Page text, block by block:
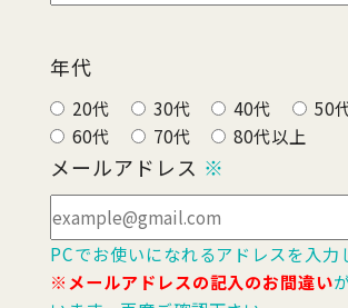
年代
20代 30代 40代
50
60代
70代 80代以上
メールアドレス ※
PCでお使いになれるアドレスを入力
※メールアドレスの記入のお間違い